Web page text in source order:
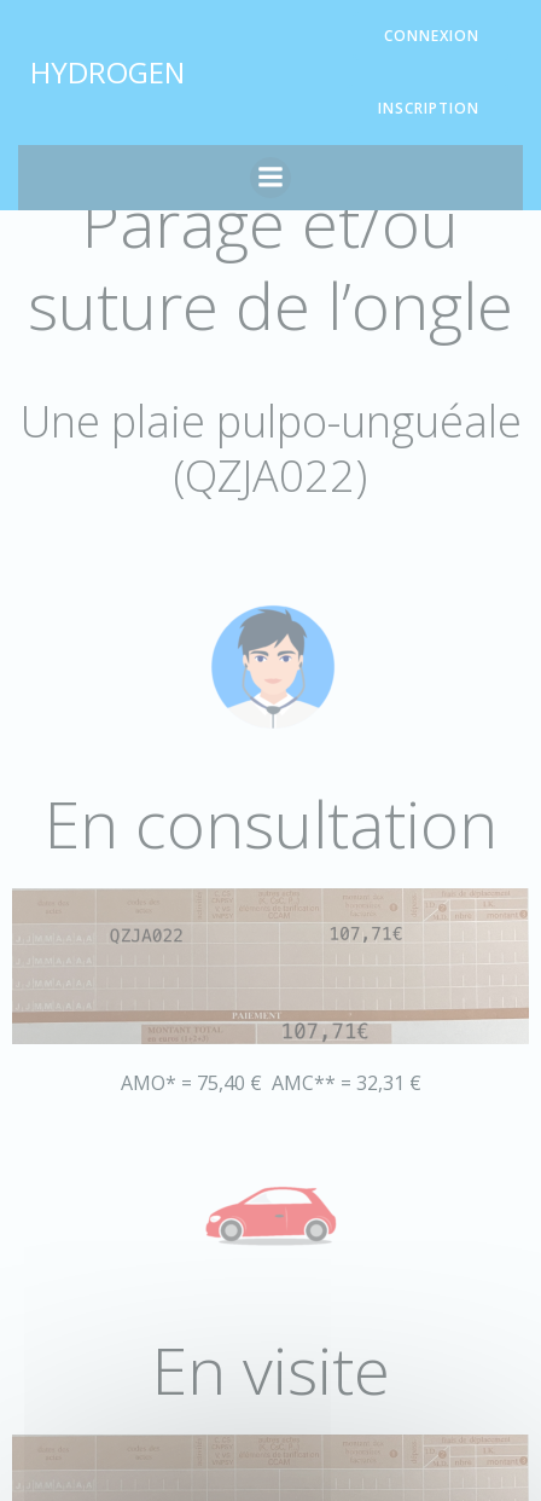
HYDROGEN
CONNEXION
INSCRIPTION
Parage et/ou
suture de l’ongle
Une plaie pulpo-unguéale
(QZJA022)
En consultation
AMO* = 75,40 € AMC** = 32,31 €
En visite